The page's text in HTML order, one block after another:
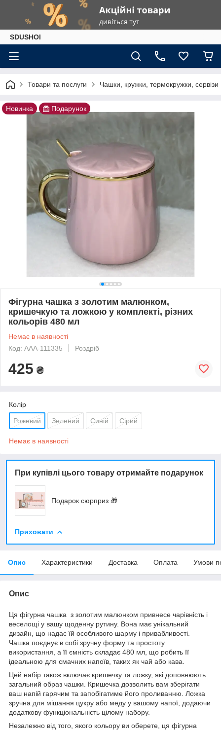
SDUSHOI
Товари та послуги Чашки, кружки, термокружки, сервізи
Новинка Подарунок
Фігурна чашка з золотим малюнком,
кришечкую та ложкою у комплекті, різних
кольорів 480 мл
Немає в наявності
Код: AAA-111335
Роздріб
425 ₴
Колір
Рожевий Зелений Синій Сірий
Немає в наявності
При купівлі цього товару отримайте подарунок
Подарок сюрприз 🎁
Приховати
Опис Характеристики Доставка Оплата Умови
Опис
Ця фігурна чашка з золотим малюнком привнесе чарівність і
веселощі у вашу щоденну рутину. Вона має унікальний
дизайн, що надає їй особливого шарму і привабливості.
Чашка поєднує в собі зручну форму та простоту
використання, а її ємність складає 480 мл, що робить її
ідеальною для смачних напоїв, таких як чай або кава.
Цей набір також включає кришечку та ложку, які доповнюють
загальний образ чашки. Кришечка дозволить вам зберігати
ваш напій гарячим та запобігатиме його проливанню. Ложка
зручна для мішання цукру або меду у вашому напої, додаючи
додаткову функціональність цілому набору.
Незалежно від того, якого кольору ви оберете, ця фігурна